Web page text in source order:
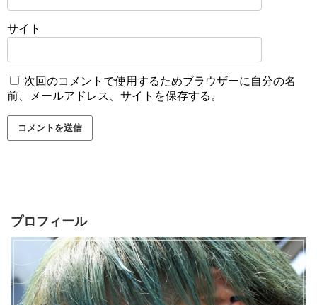
サイト
次回のコメントで使用するためブラウザーに自分の名
前、メールアドレス、サイトを保存する。
プロフィール